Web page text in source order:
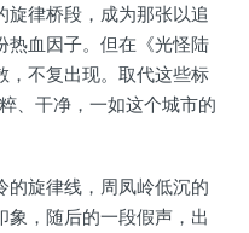
律桥段，成为那张以追
热血因子。但在《光怪陆
，不复出现。取代这些标
、干净，一如这个城市的
的旋律线，周凤岭低沉的
，随后的一段假声，出